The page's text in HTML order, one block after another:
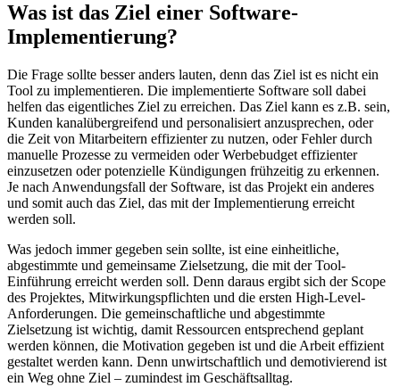
Was ist das Ziel einer Software-
Implementierung?
Die Frage sollte besser anders lauten, denn das Ziel ist es nicht ein
Tool zu implementieren. Die implementierte Software soll dabei
helfen das eigentliches Ziel zu erreichen. Das Ziel kann es z.B. sein,
Kunden kanalübergreifend und personalisiert anzusprechen, oder
die Zeit von Mitarbeitern effizienter zu nutzen, oder Fehler durch
manuelle Prozesse zu vermeiden oder Werbebudget effizienter
einzusetzen oder potenzielle Kündigungen frühzeitig zu erkennen.
Je nach Anwendungsfall der Software, ist das Projekt ein anderes
und somit auch das Ziel, das mit der Implementierung erreicht
werden soll.
Was jedoch immer gegeben sein sollte, ist eine einheitliche,
abgestimmte und gemeinsame Zielsetzung, die mit der Tool-
Einführung erreicht werden soll. Denn daraus ergibt sich der Scope
des Projektes, Mitwirkungspflichten und die ersten High-Level-
Anforderungen. Die gemeinschaftliche und abgestimmte
Zielsetzung ist wichtig, damit Ressourcen entsprechend geplant
werden können, die Motivation gegeben ist und die Arbeit effizient
gestaltet werden kann. Denn unwirtschaftlich und demotivierend ist
ein Weg ohne Ziel – zumindest im Geschäftsalltag.